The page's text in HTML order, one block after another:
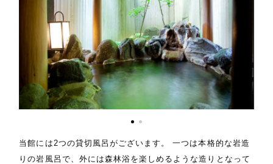
当館には2つの貸切風呂がございます。 一つは本格的な岩造
りの岩風呂で、外には森林浴を楽しめるような造りとなって